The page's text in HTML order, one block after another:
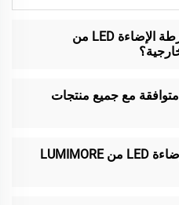
هل يمكنني استخدام أشرطة الإضاءة LED من
هل وحدات تشغيل LED متوافقة مع جميع منتجات
ما الذي يجعل شرائط الإضاءة LED من LUMIMORE